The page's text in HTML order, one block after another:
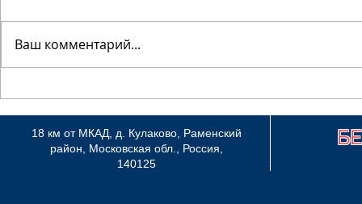
питомника "Белолакай"
несравненная Ангел
Айона Атлант
собак
Ваш комментарий...
18 км от МКАД, д. Кулаково, Раменский
район, Московская обл., Россия,
140125